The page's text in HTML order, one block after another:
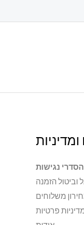
הסדרי נגישות
הזמנה
משלוחים
פרטיות